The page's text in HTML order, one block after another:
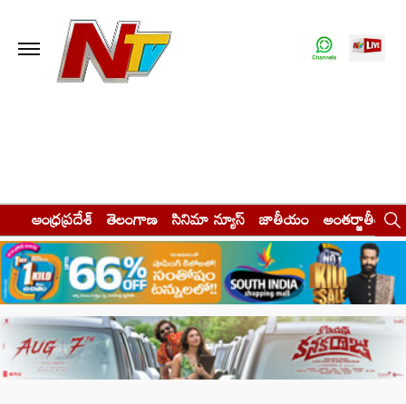
ఆంధ్రప్రదేశ్ తెలంగాణ సినిమా న్యూస్ జాతీయం అంతర్జాతీయం